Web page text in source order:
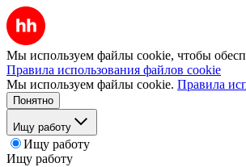
Мы используем файлы cookie, чтобы
Правила использования файлов cookie
Мы используем файлы cookie. Правила
Понятно
Ищу работу
Ищу работу
Ищу работу